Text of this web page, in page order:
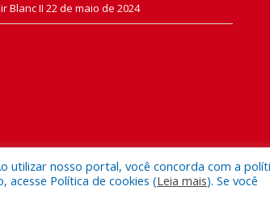
Blanc II 22 de maio de 2024
utilizar nosso portal, você concorda com a
Política de cookies (Leia mais). Se você